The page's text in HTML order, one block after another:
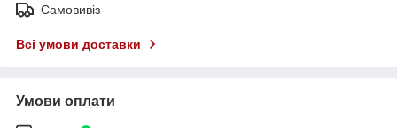
Самовивіз
Всі умови доставки
Умови оплати